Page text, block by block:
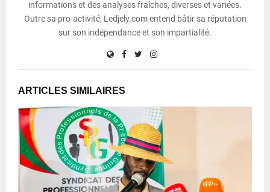
informations et des analyses fraîches, diverses et variées.
Outre sa pro-activité, Ledjely.com entend bâtir sa réputation
sur son indépendance et son impartialité.
ARTICLES SIMILAIRES